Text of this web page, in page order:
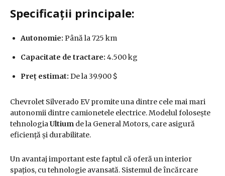
Specificații principale:
Autonomie: Până la 725 km
Capacitate de tractare: 4.500 kg
Preț estimat: De la 39.900 $
Chevrolet Silverado EV promite una dintre cele mai mari
autonomii dintre camionetele electrice. Modelul folosește
tehnologiaUltium de la General Motors, care asigură
eficiență și durabilitate.
Un avantaj important este faptul că oferă un interior
spațios, cu tehnologie avansată. Sistemul de încărcare